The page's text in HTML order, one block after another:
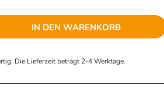
IN DEN WARENKORB
Die Lieferzeit beträgt 2-4 Werktage.